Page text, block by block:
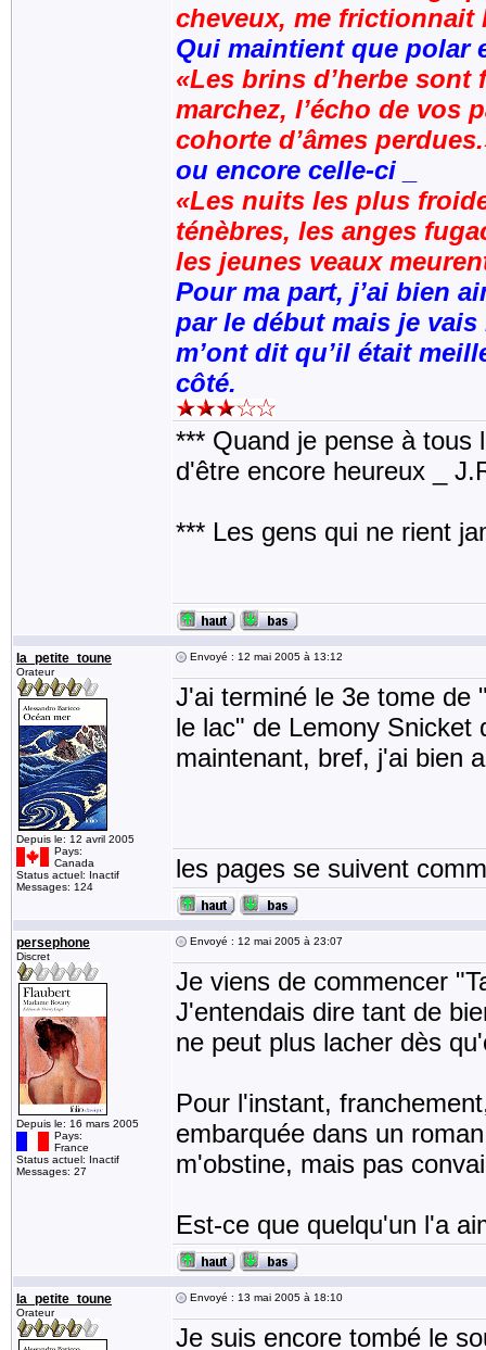
cheveux, me frictionnait
Qui maintient que polar
«Les brins d’herbe
marchez, l’écho de vos
cohorte d’âmes
ou encore celle-ci _
«Les nuits les plus
ténèbres, les anges
les jeunes veaux
Pour ma part, j’ai bien
par le début mais je
m’ont dit qu’il était
côté.
*** Quand je pense à tous
d'être encore heureux _
*** Les gens qui ne rient
la_petite_toune
Orateur
Depuis le: 12 avril 2005
Pays:
Canada
Status actuel: Inactif
Messages: 124
Envoyé : 12 mai 2005 à 13:12
J'ai terminé le 3e tome de
le lac" de Lemony Snicket
maintenant, bref, j'ai bien
les pages se suivent
persephone
Discret
Depuis le: 16 mars 2005
Pays:
France
Status actuel: Inactif
Messages: 27
Envoyé : 12 mai 2005 à 23:07
Je viens de commencer
J'entendais dire tant de
ne peut plus lacher dès
Pour l'instant,
embarquée dans un
m'obstine, mais pas
Est-ce que quelqu'un l'a
la_petite_toune
Orateur
Envoyé : 13 mai 2005 à 18:10
Je suis encore tombé le